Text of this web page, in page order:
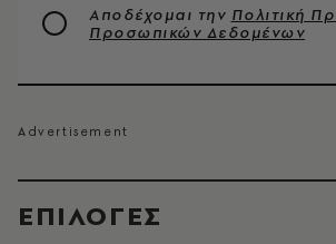
EΠΙΛΟΓΈΣ
Αποδέχομαι την Πολιτική
Προσωπικών Δεδομένων